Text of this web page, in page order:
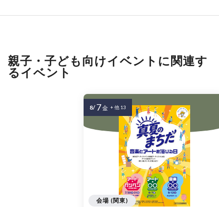
親子・子ども向けイベントに関連す
るイベント
会場 (関東)
8/ 7金 + 他 13